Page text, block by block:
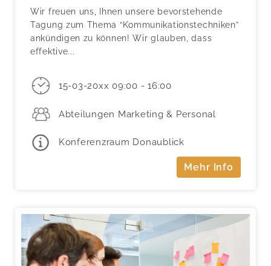
Wir freuen uns, Ihnen unsere bevorstehende
Tagung zum Thema “Kommunikationstechniken”
ankündigen zu können! Wir glauben, dass
effektive...
15-03-20xx 09:00 - 16:00
Abteilungen Marketing & Personal
Konferenzraum Donaublick
Mehr Info